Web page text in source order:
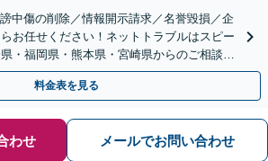
中傷の削除／情報開示請求／名誉毀損／企
お任せください！ネットトラブルはスピー
・福岡県・熊本県・宮崎県からのご相談に
関する事案も承っております。
料金表を見る
わせ メールでお問い合わせ